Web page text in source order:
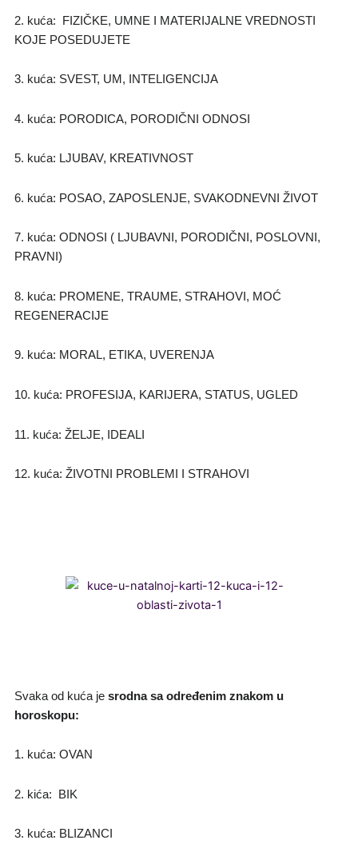
2. kuća: FIZIČKE, UMNE I MATERIJALNE VREDNOSTI
KOJE POSEDUJETE
3. kuća: SVEST, UM, INTELIGENCIJA
4. kuća: PORODICA, PORODIČNI ODNOSI
5. kuća: LJUBAV, KREATIVNOST
6. kuća: POSAO, ZAPOSLENJE, SVAKODNEVNI ŽIVOT
7. kuća: ODNOSI ( LJUBAVNI, PORODIČNI, POSLOVNI,
PRAVNI)
8. kuća: PROMENE, TRAUME, STRAHOVI, MOĆ
REGENERACIJE
9. kuća: MORAL, ETIKA, UVERENJA
10. kuća: PROFESIJA, KARIJERA, STATUS, UGLED
11. kuća: ŽELJE, IDEALI
12. kuća: ŽIVOTNI PROBLEMI I STRAHOVI
Svaka od kuća je srodna sa određenim znakom u
horoskopu:
1. kuća: OVAN
2. kića: BIK
3. kuća: BLIZANCI